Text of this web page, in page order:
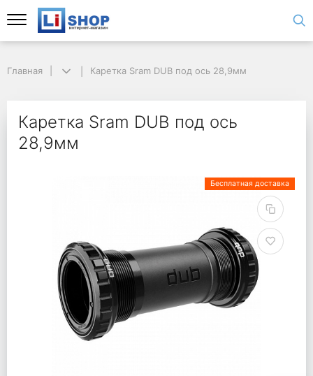
Главная Каретка Sram DUB под ось 28,9мм
Каретка Sram DUB под ось
28,9мм
Бесплатная доставка